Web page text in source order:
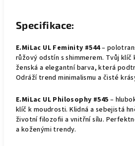
Specifikace:
E.MiLac UL Feminity #544–
růžový odstín s shimmerem. Tvůj klíč
ženská a elegantní barva, která
Odráží trend minimalismu a čisté
E.MiLac UL Philosophy #545 –
klíč k moudrosti. Klidná a sebejistá
životní filozofii a vnitřní sílu.
a koženými trendy.